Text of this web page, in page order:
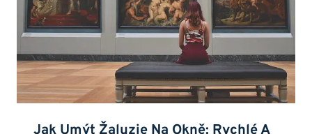
Jak Umýt Žaluzie Na Okně: Rychlé A